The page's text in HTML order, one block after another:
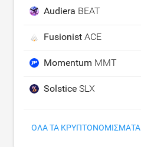
Audiera BEAT
Fusionist ACE
Momentum MMT
Solstice SLX
ΌΛΑ ΤΑ ΚΡΥΠΤΟΝΟΜΊΣΜΑΤΑ